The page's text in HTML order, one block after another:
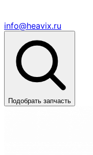
info@heavix.ru
Подобрать запчасть